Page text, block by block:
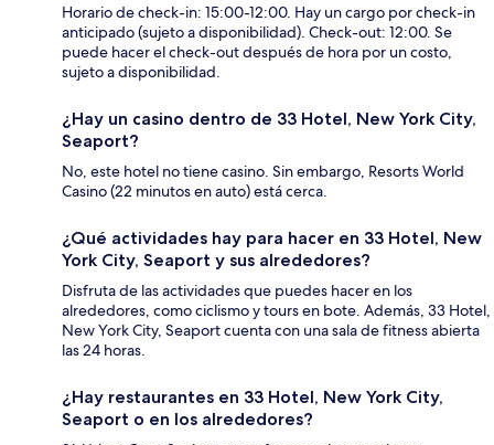
Horario de check-in: 15:00-12:00. Hay un cargo por check-in
anticipado (sujeto a disponibilidad). Check-out: 12:00. Se
puede hacer el check-out después de hora por un costo,
sujeto a disponibilidad.
¿Hay un casino dentro de 33 Hotel, New York City,
Seaport?
No, este hotel no tiene casino. Sin embargo, Resorts World
Casino (22 minutos en auto) está cerca.
¿Qué actividades hay para hacer en 33 Hotel, New
York City, Seaport y sus alrededores?
Disfruta de las actividades que puedes hacer en los
alrededores, como ciclismo y tours en bote. Además, 33 Hotel,
New York City, Seaport cuenta con una sala de fitness abierta
las 24 horas.
¿Hay restaurantes en 33 Hotel, New York City,
Seaport o en los alrededores?